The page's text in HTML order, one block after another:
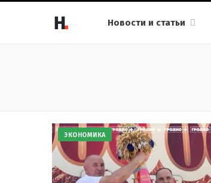
Новости и статьи
ЭКОНОМИКА